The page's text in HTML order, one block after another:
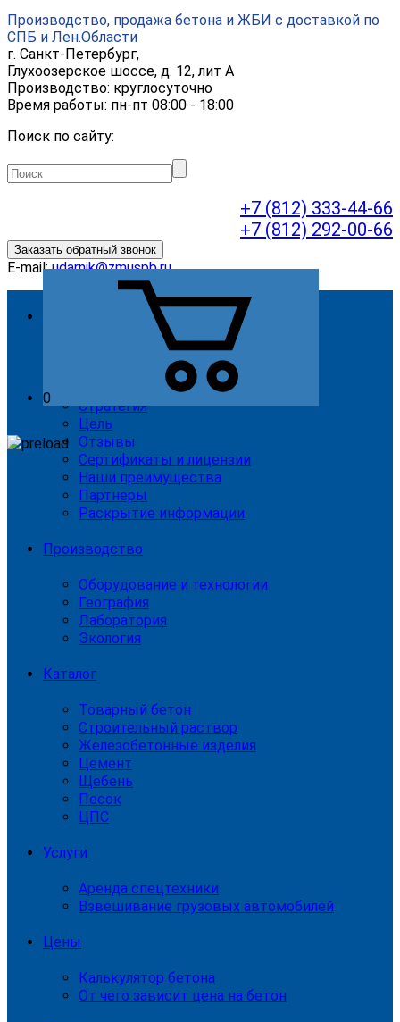
Производство, продажа бетона и ЖБИ с доставкой по
СПБ и Лен.Области
г. Санкт-Петербург,
Глухоозерское шоссе, д. 12, лит А
Производство: круглосуточно
Время работы: пн-пт 08:00 - 18:00
Поиск по сайту:
+7 (812) 333-44-66
+7 (812) 292-00-66
Заказать обратный звонок
E-mail:udarnik@zmuspb.ru
Стратегия
Цель
Отзывы
Сертификаты и лицензии
Наши преимущества
Партнеры
Раскрытие информации
Производство
Оборудование и технологии
География
Лаборатория
Экология
Каталог
Товарный бетон
Строительный раствор
Железобетонные изделия
Цемент
Щебень
Песок
ЦПС
Услуги
Аренда спецтехники
Взвешивание грузовых автомобилей
Цены
Калькулятор бетона
От чего зависит цена на бетон
0